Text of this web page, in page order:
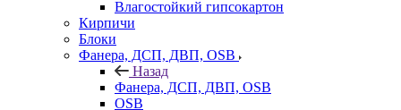
Влагостойкий гипсокартон
Кирпичи
Блоки
Фанера, ДСП, ДВП, OSB
Назад
Фанера, ДСП, ДВП, OSB
OSB